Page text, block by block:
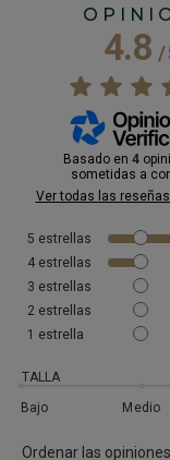
4.8/
Basado en 4
sometidas a
Ver todas las
5 estrellas
4 estrellas
3 estrellas
2 estrellas
1 estrella
TALLA
Bajo
Medio
Ordenar las opiniones